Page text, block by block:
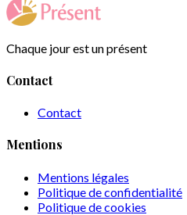
Chaque jour est un présent
Contact
Contact
Mentions
Mentions légales
Politique de confidentialité
Politique de cookies